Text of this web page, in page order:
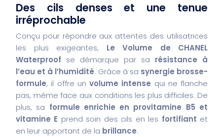
Des cils denses et une tenue
irréprochable
Conçu pour répondre aux attentes des utilisatrices
les plus exigeantes, Le Volume de CHANEL
Waterproof se démarque par sa résistance à
l’eau et à l’humidité. Grâce à sa synergie brosse-
formule, il offre un volume intense qui ne flanche
pas, même face aux conditions les plus difficiles. De
plus, sa formule enrichie en provitamine B5 et
vitamine E prend soin des cils en les fortifiant et
en leur apportant de la brillance.